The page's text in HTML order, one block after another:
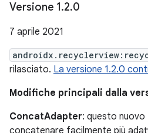
Versione 1.2.0
7 aprile 2021
rilasciato. La versione 1.2.0
Modifiche principali dalla
ConcatAdapter: questo
concatenare facilmente più